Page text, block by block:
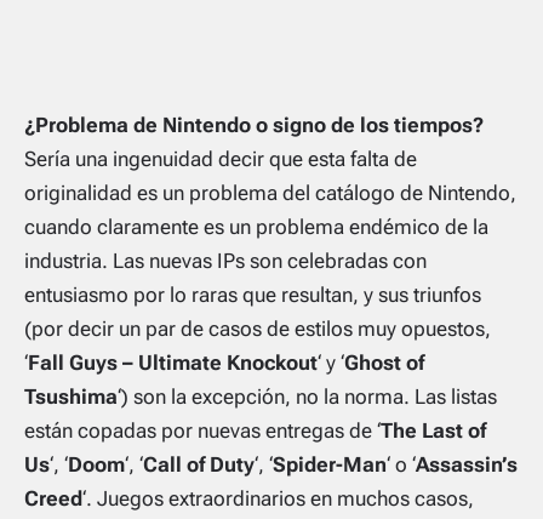
¿Problema de Nintendo o signo de los tiempos?
Sería una ingenuidad decir que esta falta de
originalidad es un problema del catálogo de Nintendo,
cuando claramente es un problema endémico de la
industria. Las nuevas IPs son celebradas con
entusiasmo por lo raras que resultan, y sus triunfos
(por decir un par de casos de estilos muy opuestos,
‘Fall Guys – Ultimate Knockout‘ y ‘Ghost of
Tsushima‘) son la excepción, no la norma. Las listas
están copadas por nuevas entregas de ‘The Last of
Us‘, ‘Doom‘, ‘Call of Duty‘, ‘Spider-Man‘ o ‘Assassin’s
Creed‘. Juegos extraordinarios en muchos casos,